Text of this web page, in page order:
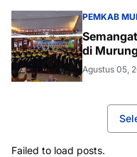
PEMKAB
di
Agustus 05,
Failed to load posts.